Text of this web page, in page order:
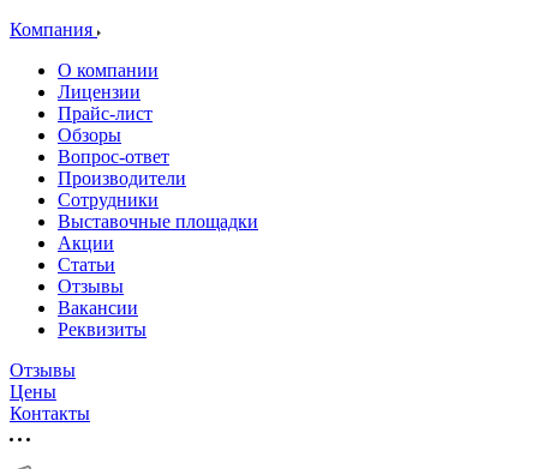
Компания
О компании
Лицензии
Прайс-лист
Обзоры
Вопрос-ответ
Производители
Сотрудники
Выставочные площадки
Акции
Статьи
Отзывы
Вакансии
Реквизиты
Отзывы
Цены
Контакты